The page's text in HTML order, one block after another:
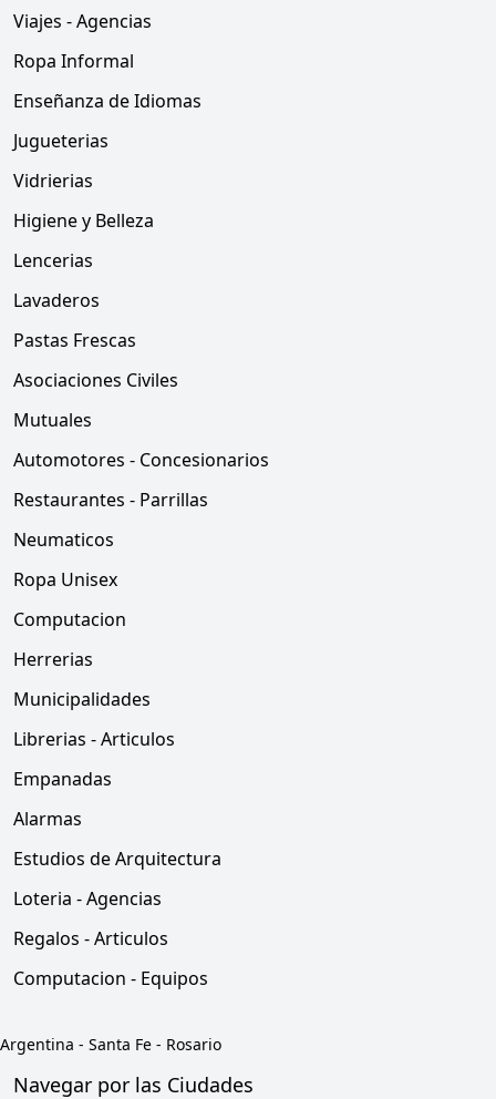
Viajes - Agencias
Ropa Informal
Enseñanza de Idiomas
Jugueterias
Vidrierias
Higiene y Belleza
Lencerias
Lavaderos
Pastas Frescas
Asociaciones Civiles
Mutuales
Automotores - Concesionarios
Restaurantes - Parrillas
Neumaticos
Ropa Unisex
Computacion
Herrerias
Municipalidades
Librerias - Articulos
Empanadas
Alarmas
Estudios de Arquitectura
Loteria - Agencias
Regalos - Articulos
Computacion - Equipos
Argentina - Santa Fe - Rosario
Navegar por las Ciudades